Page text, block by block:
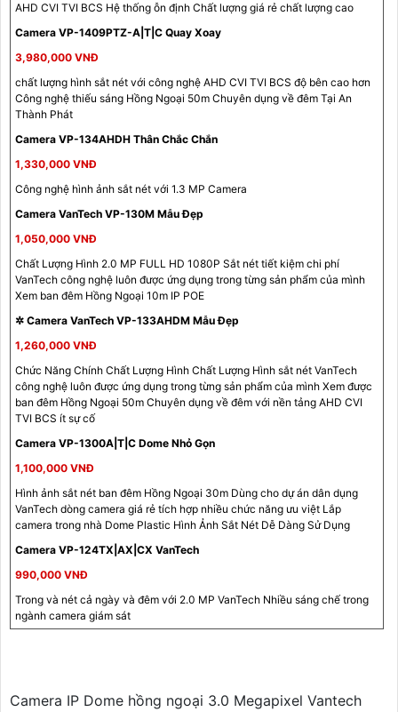
AHD CVI TVI BCS Hệ thống ỗn định Chất lượng giá rẻ chất lượng cao
Camera VP-1409PTZ-A|T|C Quay Xoay
3,980,000 VNĐ
chất lượng hình sắt nét với công nghệ AHD CVI TVI BCS độ bên cao hơn
Công nghệ thiếu sáng Hồng Ngoại 50m Chuyên dụng về đêm Tại An
Thành Phát
Camera VP-134AHDH Thân Chắc Chắn
1,330,000 VNĐ
Công nghệ hình ảnh sắt nét với 1.3 MP Camera
Camera VanTech VP-130M Mẫu Đẹp
1,050,000 VNĐ
Chất Lượng Hình 2.0 MP FULL HD 1080P Sắt nét tiết kiệm chi phí
VanTech công nghệ luôn được ứng dụng trong từng sản phẩm của mình
Xem ban đêm Hồng Ngoại 10m IP POE
✲ Camera VanTech VP-133AHDM Mẫu Đẹp
1,260,000 VNĐ
Chức Năng Chính Chất Lượng Hình Chất Lượng Hình sắt nét VanTech
công nghệ luôn được ứng dụng trong từng sản phẩm của mình Xem được
ban đêm Hồng Ngoại 50m Chuyên dụng về đêm với nền tảng AHD CVI
TVI BCS ít sự cố
Camera VP-1300A|T|C Dome Nhỏ Gọn
1,100,000 VNĐ
Hình ảnh sắt nét ban đêm Hồng Ngoại 30m Dùng cho dự án dân dụng
VanTech dòng camera giá rẻ tích hợp nhiều chức năng ưu việt Lắp
camera trong nhà Dome Plastic Hình Ảnh Sắt Nét Dễ Dàng Sử Dụng
Camera VP-124TX|AX|CX VanTech
990,000 VNĐ
Trong và nét cả ngày và đêm với 2.0 MP VanTech Nhiều sáng chế trong
ngành camera giám sát
Camera IP Dome hồng ngoại 3.0 Megapixel Vantech